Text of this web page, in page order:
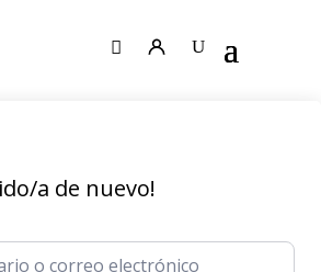
a de nuevo!